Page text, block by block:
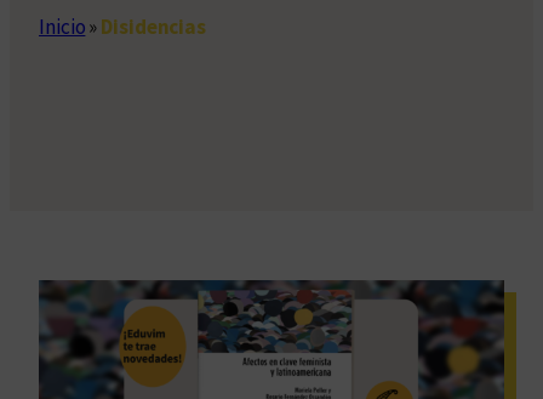
Inicio»Disidencias